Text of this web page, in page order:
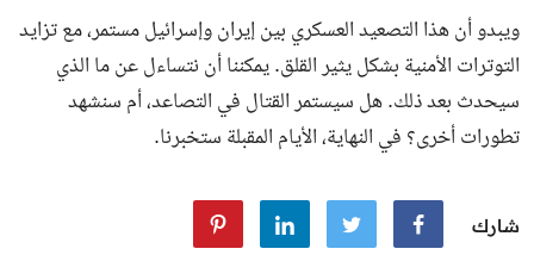
ويبدو أن هذا التصعيد العسكري بين إيران وإسرائيل مستمر، مع تزايد
التوترات الأمنية بشكل يثير القلق. يمكننا أن نتساءل عن ما الذي
سيحدث بعد ذلك. هل سيستمر القتال في التصاعد، أم سنشهد
تطورات أخرى؟ في النهاية، الأيام المقبلة ستخبرنا.
شارك